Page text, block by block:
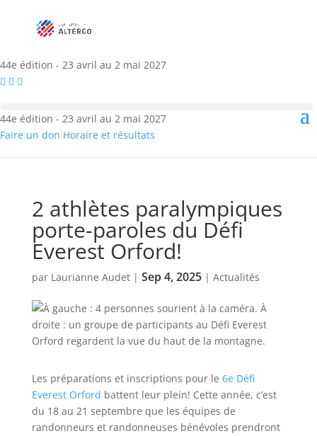
44e édition - 23 avril au 2 mai 2027
44e édition - 23 avril au 2 mai 2027
Faire un don Horaire et résultats
2 athlètes paralympiques
porte-paroles du Défi
Everest Orford!
par Laurianne Audet| Sep 4, 2025| Actualités
Les préparations et inscriptions pour le 6e Défi
Everest Orford battent leur plein! Cette année, c’est
du 18 au 21 septembre que les équipes de
randonneurs et randonneuses bénévoles prendront